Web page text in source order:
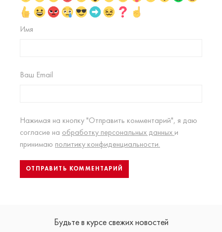
Имя
Ваш Email
Нажимая на кнопку "Отправить комментарий", я даю
согласие на обработку персональных данных и
принимаю политику конфиденциальности.
Будьте в курсе свежих новостей